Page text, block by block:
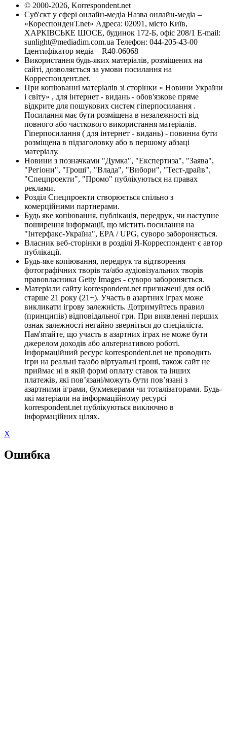
© 2000-2026, Korrespondent.net
Суб'єкт у сфері онлайн-медіа Назва онлайн-медіа –
«КореспонденТ.net» Адреса: 02091, місто Київ,
ХАРКІВСЬКЕ ШОСЕ, будинок 172-Б, офіс 208/1 E-mail:
sunlight@mediadim.com.ua Телефон: 044-205-43-00
Ідентифікатор медіа – R40-06068
Використання будь-яких матеріалів, розміщених на
сайті, дозволяється за умови посилання на
Корреспондент.net.
При копіюванні матеріалів зі сторінки « Новини України
і світу» , для інтернет - видань - обов'язкове пряме
відкрите для пошукових систем гіперпосилання .
Посилання має бути розміщена в незалежності від
повного або часткового використання матеріалів.
Гіперпосилання ( для інтернет - видань) - повинна бути
розміщена в підзаголовку або в першому абзаці
матеріалу.
Новини з позначками "Думка", "Експертиза", "Заява",
"Регіони", "Гроші", "Влада", "Вибори", "Тест-драйв",
"Спецпроекти", "Промо" публікуються на правах
реклами.
Розділ Спецпроекти створюється спільно з
комерційними партнерами.
Будь яке копіювання, публікація, передрук, чи наступне
поширення інформації, що містить посилання на
"Інтерфакс-Україна", EPA / UPG, суворо забороняється.
Власник веб-сторінки в розділі Я-Корреспондент є автор
публікації.
Будь-яке копіювання, передрук та відтворення
фотографічних творів та/або аудіовізуальних творів
правовласника Getty Images - суворо забороняється.
Матеріали сайту korrespondent.net призначені для осіб
старше 21 року (21+). Участь в азартних іграх може
викликати ігрову залежність. Дотримуйтесь правил
(принципів) відповідальної гри. При виявленні перших
ознак залежності негайно зверніться до спеціаліста.
Пам'ятайте, що участь в азартних іграх не може бути
джерелом доходів або альтернативою роботі.
Інформаційний ресурс korrespondent.net не проводить
ігри на реальні та/або віртуальні гроші, також сайт не
приймає ні в якій формі оплату ставок та інших
платежів, які пов’язані/можуть бути пов’язані з
азартними іграми, букмекерами чи тоталізаторами. Будь-
які матеріали на інформаційному ресурсі
korrespondent.net публікуються виключно в
інформаційних цілях.
X
Ошибка